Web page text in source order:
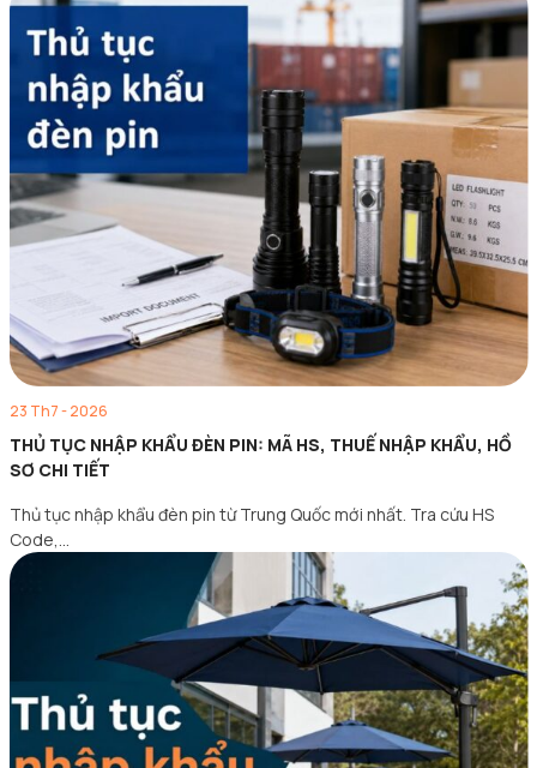
23 Th7 - 2026
THỦ TỤC NHẬP KHẨU ĐÈN PIN: MÃ HS, THUẾ NHẬP KHẨU, HỒ
SƠ CHI TIẾT
Thủ tục nhập khẩu đèn pin từ Trung Quốc mới nhất. Tra cứu HS
Code,…